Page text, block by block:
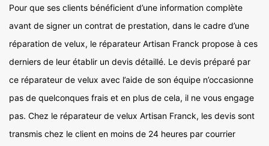
Pour que ses clients bénéficient d’une information complète
avant de signer un contrat de prestation, dans le cadre d’une
réparation de velux, le réparateur Artisan Franck propose à ces
derniers de leur établir un devis détaillé. Le devis préparé par
ce réparateur de velux avec l’aide de son équipe n’occasionne
pas de quelconques frais et en plus de cela, il ne vous engage
pas. Chez le réparateur de velux Artisan Franck, les devis sont
transmis chez le client en moins de 24 heures par courrier